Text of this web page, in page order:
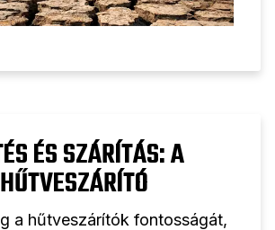
ÉS SZÁRÍTÁS: A
HŰTVESZÁRÍTÓ
a hűtveszárítók fontosságát,